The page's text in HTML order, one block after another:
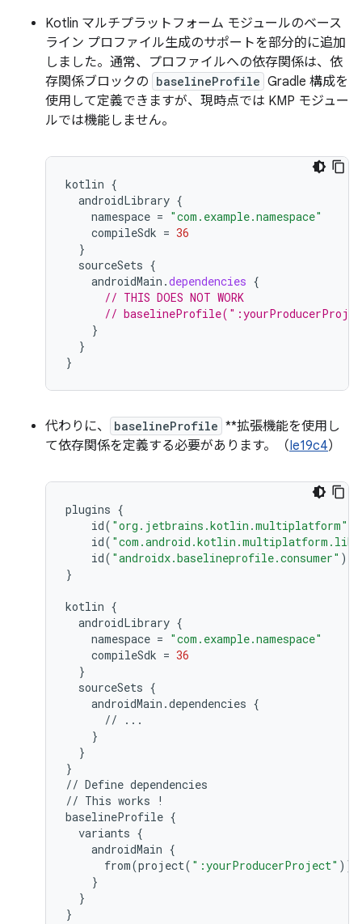
Kotlin マルチプラットフォーム モジュールのベース
ライン プロファイル生成のサポートを部分的に追加
しました。通常、プロファイルへの依存関係は、依
存関係ブロックの baselineProfile Gradle 構成を
使用して定義できますが、現時点では KMP モジュー
ルでは機能しません。
kotlin {
androidLibrary {
namespace = "com.example.namespace"
compileSdk = 36
}
sourceSets {
androidMain .dependencies {
// THIS DOES NOT WORK
//
}
}
}
代わりに、 baselineProfile **拡張機能を使用し
て依存関係を定義する必要があります。（Ie19c4）
plugins {
id( "org.jetbrains.kotlin.multiplatform"
id(
id( "androidx.baselineprofile.consumer" )
}
kotlin {
androidLibrary {
namespace = "com.example.namespace"
compileSdk = 36
}
sourceSets {
androidMain .dependencies {
//
...
}
}
}
// Define dependencies
// This works
!
baselineProfile {
variants {
androidMain {
from(project( ":yourProducerProject" ))
}
}
}